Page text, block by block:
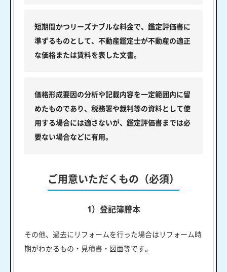
短期間かつリーズナブルな料金で、鑑定評価書に
準ずるものとして、不動産鑑定士が不動産の適正
な価格または賃料を表した文書。
価格形成要因の分析や記載内容を一定範囲内に留
めたものであり、税務署や裁判等の資料として使
用する場合には適さないが、鑑定評価書までは必
要ない場合などに有用。
ご用意いただくもの（必須）
1）登記簿謄本
その他、過去にリフォームを行った場合はリフォーム時
期がわかるもの・見積書・図面等です。